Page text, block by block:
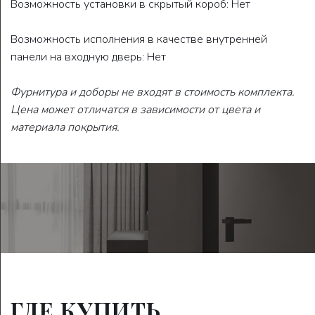
Возможность установки в скрытый короб: Нет
Возможность исполнения в качестве внутренней
панели на входную дверь: Нет
Фурнитура и доборы не входят в стоимость комплекта.
Цена может отличатся в зависимости от цвета и
материала покрытия.